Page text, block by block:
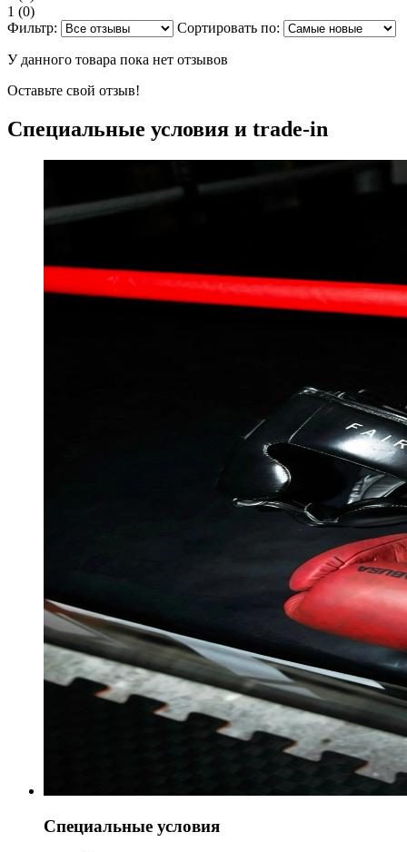
1 (0)
Фильтр:
Сортировать по:
У данного товара пока нет отзывов
Оставьте свой отзыв!
Специальные условия и trade-in
Специальные условия